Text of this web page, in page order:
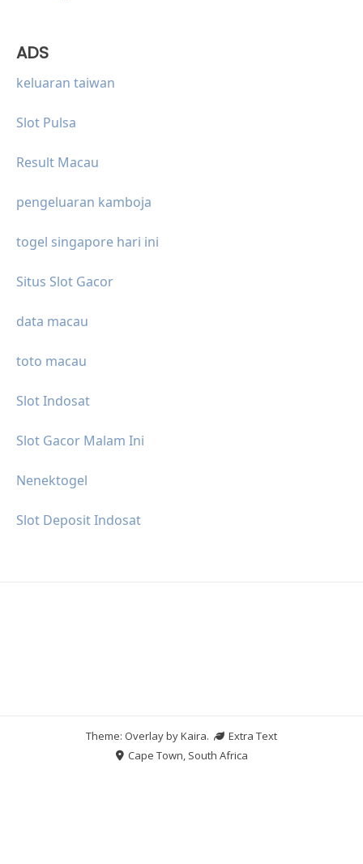
ADS
keluaran taiwan
Slot Pulsa
Result Macau
pengeluaran kamboja
togel singapore hari ini
Situs Slot Gacor
data macau
toto macau
Slot Indosat
Slot Gacor Malam Ini
Nenektogel
Slot Deposit Indosat
Theme: Overlay byKaira.
Extra Text
Cape Town, South Africa